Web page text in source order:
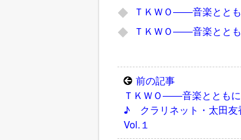
ＴＫＷＯ――音楽とと
ＴＫＷＯ――音楽とと
前の記事
ＴＫＷＯ――音楽ととも
♪ クラリネット・太田
Vol.１